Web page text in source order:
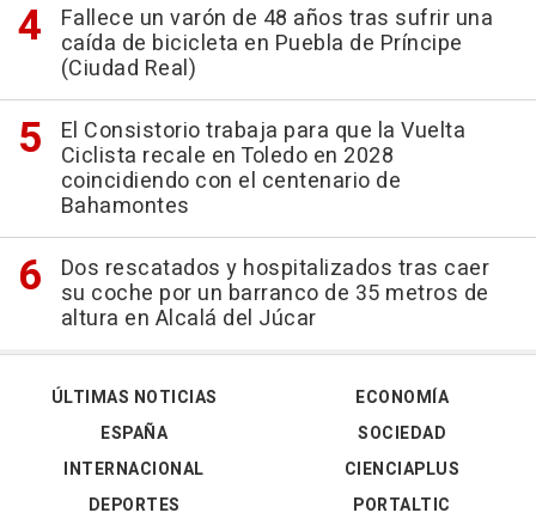
Fallece un varón de 48 años tras sufrir una
caída de bicicleta en Puebla de Príncipe
(Ciudad Real)
El Consistorio trabaja para que la Vuelta
Ciclista recale en Toledo en 2028
coincidiendo con el centenario de
Bahamontes
Dos rescatados y hospitalizados tras caer
su coche por un barranco de 35 metros de
altura en Alcalá del Júcar
ÚLTIMAS NOTICIAS
ESPAÑA
INTERNACIONAL
DEPORTES
ECONOMÍA
SOCIEDAD
CIENCIAPLUS
PORTALTIC